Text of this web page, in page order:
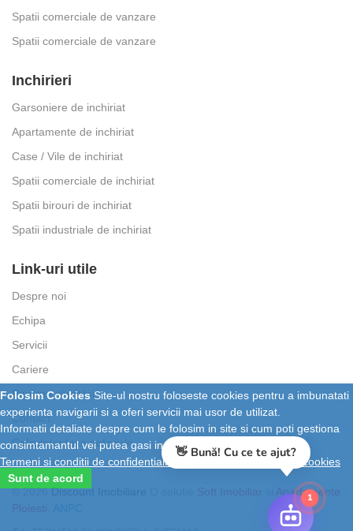
Spatii comerciale de vanzare
Spatii comerciale de vanzare
Inchirieri
Garsoniere de inchiriat
Apartamente de inchiriat
Case / Vile de inchiriat
Spatii comerciale de inchiriat
Spatii birouri de inchiriat
Spatii industriale de inchiriat
Link-uri utile
Despre noi
Echipa
Servicii
Cariere
Parerea clientilor
Contact
Calculator taxe notariale
© 2026Discount Imobiliare Soft Imobiliar
Apartamente
Ploiesti
Folosim Cookies Site-ul nostru foloseste cookies pentru a imbunatati
experienta navigarii si a oferi servicii mai usor de utilizat.
Informatii detaliate despre cum le folosim in site si cum poti gestiona
consimtamantul vei putea gasi in
Termeni si conditii de confidentialitate
Setari personalizate cookies
Sunt de acord
1